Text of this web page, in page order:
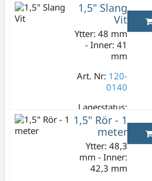
1,5" Slang
Vit
Ytter: 48 mm
- Inner: 41
mm
Art. Nr: 120-
0140
Lagerstatus:
15 m
149 kr
Varav moms:
29,80 kr
1,5" Rör - 1
meter
Ytter: 48,3
mm - Inner:
42,3 mm